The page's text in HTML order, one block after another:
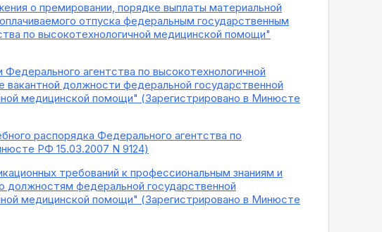
о премировании, порядке выплаты материальной
отпуска федеральным государственным
по высокотехнологичной медицинской помощи"
агентства по высокотехнологичной
должности федеральной государственной
медицинской помощи" (Зарегистрировано в Минюсте
распорядка Федерального агентства по
РФ 15.03.2007 N 9124)
требований к профессиональным знаниям и
должностям федеральной государственной
медицинской помощи" (Зарегистрировано в Минюсте